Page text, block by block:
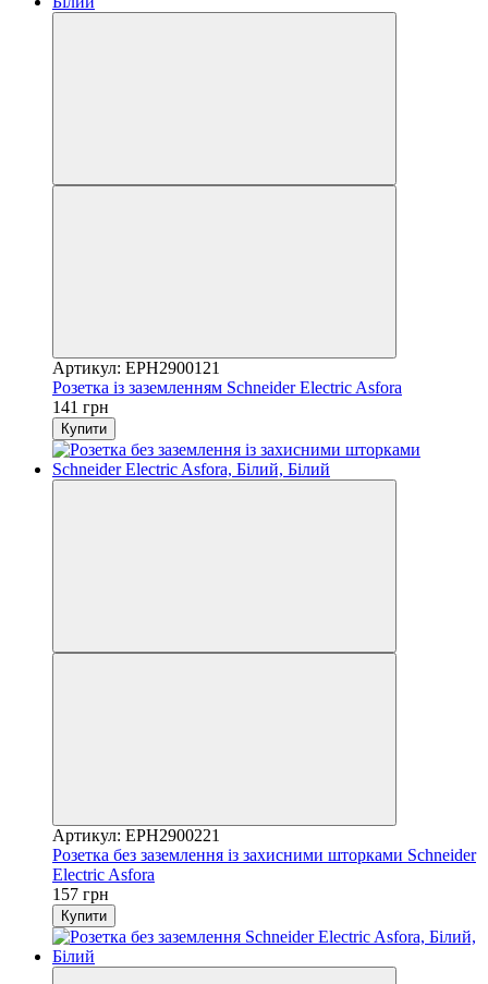
Артикул: EPH2900121
Розетка із заземленням Schneider Electric Asfora
141 грн
Купити
Артикул: EPH2900221
Розетка без заземлення із захисними шторками Schneider
Electric Asfora
157 грн
Купити